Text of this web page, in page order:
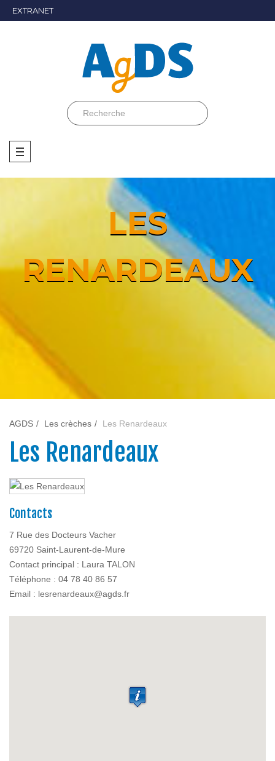
EXTRANET
LES
RENARDEAUX
AGDS Les crèches Les Renardeaux
Les Renardeaux
Contacts
7 Rue des Docteurs Vacher
69720 Saint-Laurent-de-Mure
Contact principal : Laura TALON
Téléphone : 04 78 40 86 57
Email : lesrenardeaux@agds.fr